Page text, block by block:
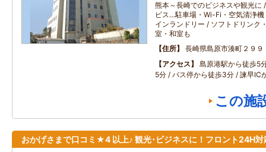
熊本～長崎でのビジネスや観光に
ビス…駐車場・Wi-Fi・空気清浄
インランドリー / ソフトドリンク
室・和室も
住所
長崎県島原市湊町２９９
アクセス
島原港駅から徒歩5
5分 / バス停から徒歩3分 / 諫早IC
この施
おかげさまで口コミ★4 以上♪ 観光･ビジネスに！フロント24H対